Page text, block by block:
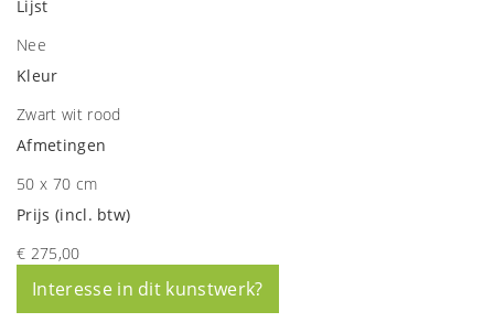
Lijst
Nee
Kleur
Zwart wit rood
Afmetingen
50 x 70 cm
Prijs (incl. btw)
€ 275,00
Interesse in dit kunstwerk?